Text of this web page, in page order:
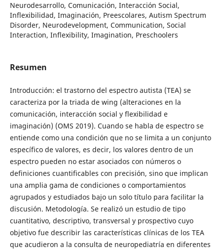
Neurodesarrollo, Comunicación, Interacción Social,
Inflexibilidad, Imaginación, Preescolares, Autism Spectrum
Disorder, Neurodevelopment, Communication, Social
Interaction, Inflexibility, Imagination, Preschoolers
Resumen
Introducción: el trastorno del espectro autista (TEA) se
caracteriza por la triada de wing (alteraciones en la
comunicación, interacción social y flexibilidad e
imaginación) (OMS 2019). Cuando se habla de espectro se
entiende como una condición que no se limita a un conjunto
específico de valores, es decir, los valores dentro de un
espectro pueden no estar asociados con números o
definiciones cuantificables con precisión, sino que implican
una amplia gama de condiciones o comportamientos
agrupados y estudiados bajo un solo título para facilitar la
discusión. Metodología. Se realizó un estudio de tipo
cuantitativo, descriptivo, transversal y prospectivo cuyo
objetivo fue describir las características clínicas de los TEA
que acudieron a la consulta de neuropediatría en diferentes